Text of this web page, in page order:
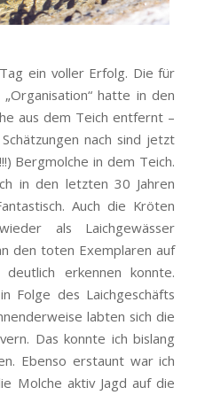
ein voller Erfolg. Die für
hatte in den
aus dem Teich entfernt –
nach sind jetzt
Bergmolche in dem Teich.
in den letzten 30 Jahren
Auch die Kröten
als Laichgewässer
den toten Exemplaren auf
erkennen konnte.
Folge des Laichgeschäfts
labten sich die
Das konnte ich bislang
Ebenso erstaunt war ich
Molche aktiv Jagd auf die